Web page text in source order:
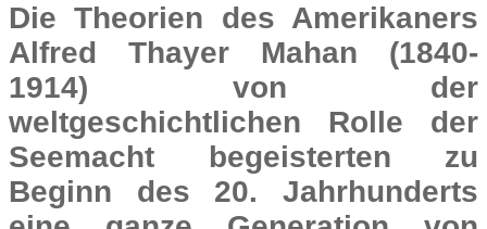
Die Theorien des Amerikaners
Alfred Thayer Mahan (1840-
1914) von der
weltgeschichtlichen Rolle der
Seemacht begeisterten zu
Beginn des 20. Jahrhunderts